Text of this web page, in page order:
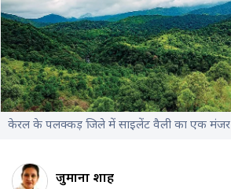
केरल के पलक्कड़ जिले में साइलेंट वैली का एक मंजर
जुमाना शाह